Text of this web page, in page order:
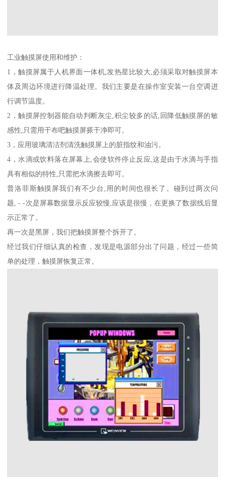
工业触摸屏使用和维护：
1，触摸屏属于人机界面一体机,发热星比较大,必须采取对触摸屏本
体及周边环境进行降温处理。我们主要是在操作室安装一台空调进
行调节温度。
2，触摸屏控制器能自动判断灰尘,积尘较多的话,回降低触摸屏的敏
感性,只需用干布吧触摸屏搽干净即可。
3，应用玻璃清洁剂清洗触摸屏上的脏指纹和油污。
4，水滴或饮料落在屏幕上,会使软件停止反应,这是由于水滴与手指
具有相似的特性,只需把水滴擦去即可。
普洛菲斯触摸屏我们有不少台,用的时间也很长了。碰到过两次问
题, - -次是屏幕数据显示反应较慢,应该是很慢，在更换了数据线后显
示正常了。
再一次是黑屏，我们把触摸屏整个拆开了。
经过我们仔细认真的检查，发现是电源部分出了问题，经过一些简
单的处理，触摸屏恢复正常。